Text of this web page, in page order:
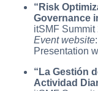
“Risk
Governance
itSMF Summit
Event website:
Presentation
“La Gestión
Actividad